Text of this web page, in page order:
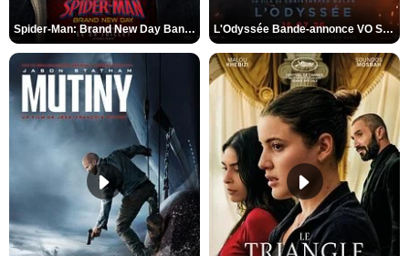
Spider-Man: Brand New Day Bande-annonce VO STFR L'Odyssée Bande-annonce VO STFR